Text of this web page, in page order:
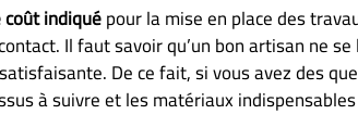
coût indiquépour la mise en place des
Il faut savoir qu’un bon artisan ne
De ce fait, si vous avez des
à suivre et les matériaux